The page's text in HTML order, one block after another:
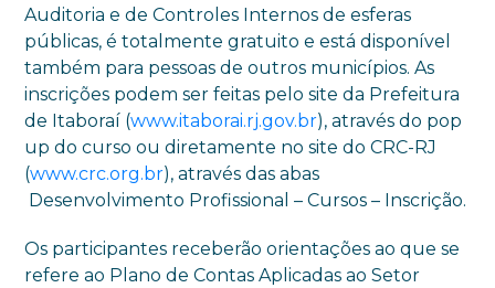
Auditoria e de Controles Internos de esferas
públicas, é totalmente gratuito e está disponível
também para pessoas de outros municípios. As
inscrições podem ser feitas pelo site da Prefeitura
de Itaboraí (www.itaborai.rj.gov.br), através do pop
up do curso ou diretamente no site do CRC-RJ
(www.crc.org.br), através das abas
Desenvolvimento Profissional – Cursos – Inscrição.
Os participantes receberão orientações ao que se
refere ao Plano de Contas Aplicadas ao Setor